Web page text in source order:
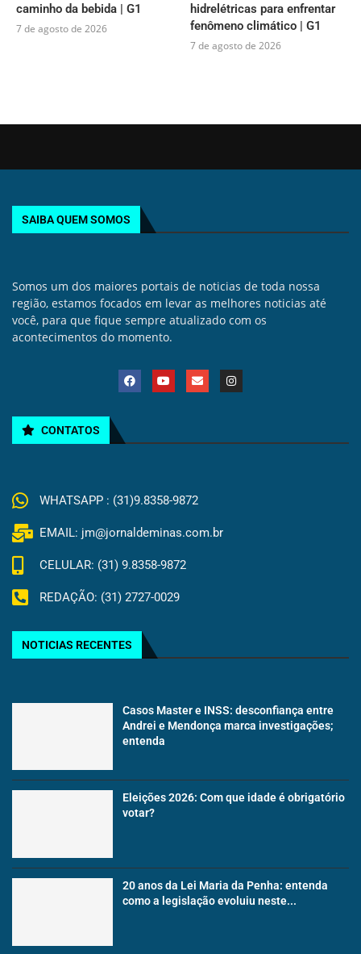
caminho da bebida | G1
7 de agosto de 2026
hidrelétricas para enfrentar
fenômeno climático | G1
7 de agosto de 2026
SAIBA QUEM SOMOS
Somos um dos maiores portais de noticias de toda nossa
região, estamos focados em levar as melhores noticias até
você, para que fique sempre atualizado com os
acontecimentos do momento.
CONTATOS
WHATSAPP : (31)9.8358-9872
EMAIL: jm@jornaldeminas.com.br
CELULAR: (31) 9.8358-9872
REDAÇÃO: (31) 2727-0029
NOTICIAS RECENTES
Casos Master e INSS: desconfiança entre
Andrei e Mendonça marca investigações;
entenda
Eleições 2026: Com que idade é obrigatório
votar?
20 anos da Lei Maria da Penha: entenda
como a legislação evoluiu neste...